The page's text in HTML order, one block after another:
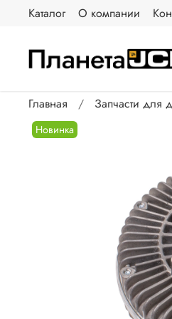
Каталог О компании
Главная Запчасти для
Новинка